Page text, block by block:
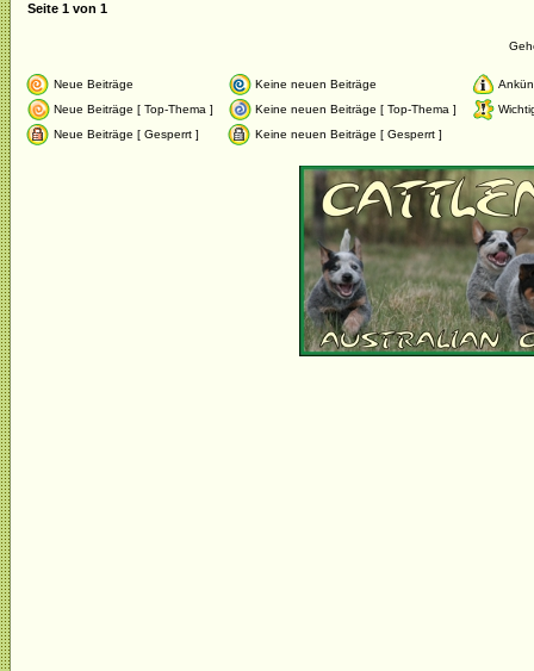
Seite 1 von 1
Neue Beiträge Keine neuen Beiträge
Neue Beiträge [ Top-Thema ]
Keine neuen Beiträge [ Top-Thema ]
Neue Beiträge [ Gesperrt ]
Keine neuen Beiträge [ Gesperrt ]